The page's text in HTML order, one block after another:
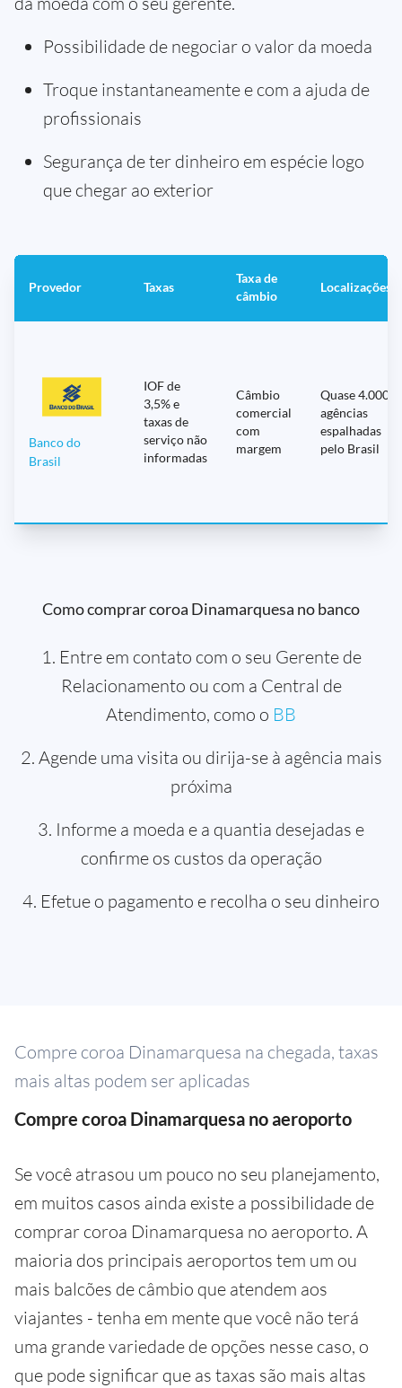
Possibilidade de negociar o valor da moeda
Troque instantaneamente e com a ajuda de
profissionais
Segurança de ter dinheiro em espécie logo
que chegar ao exterior
Provedor Taxas
Taxa de
câmbio
Localizações
Banco do
Brasil
IOF de
3,5% e
taxas de
serviço não
informadas
Câmbio
comercial
com
margem
Quase 4.000
agências
espalhadas
pelo Brasil
Como comprar coroa Dinamarquesa no banco
1. Entre em contato com o seu Gerente de
Relacionamento ou com a Central de
Atendimento, como o BB
2. Agende uma visita ou dirija-se à agência mais
próxima
3. Informe a moeda e a quantia desejadas e
confirme os custos da operação
4. Efetue o pagamento e recolha o seu dinheiro
Compre coroa Dinamarquesa na chegada, taxas
mais altas podem ser aplicadas
Compre coroa Dinamarquesa no aeroporto
Se você atrasou um pouco no seu planejamento,
em muitos casos ainda existe a possibilidade de
comprar coroa Dinamarquesa no aeroporto. A
maioria dos principais aeroportos tem um ou
mais balcões de câmbio que atendem aos
viajantes - tenha em mente que você não terá
uma grande variedade de opções nesse caso, o
que pode significar que as taxas são mais altas